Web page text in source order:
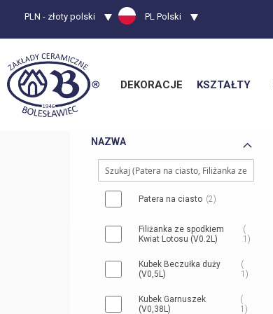
Waluta
PLN - złoty polski Język PL Polski
DEKORACJE KSZTAŁTY
NAZWA
Patera na ciasto 2
Filiżanka ze spodkiem
Kwiat Lotosu (V0.2L)
1
Kubek Beczułka duży
(V0,5L)
1
Kubek Garnuszek
(V0,38L)
1